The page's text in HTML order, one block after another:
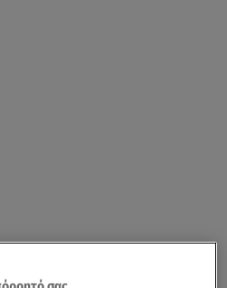
ημέρας της Διεθνούς